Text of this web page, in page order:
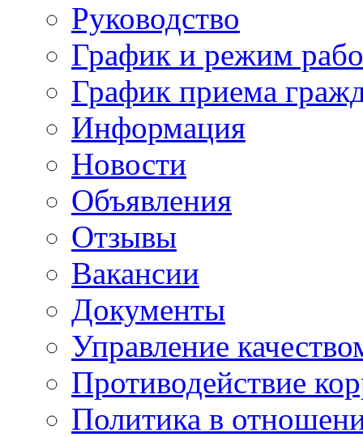
Руководство
График и режим
График приема
Информация
Новости
Объявления
Отзывы
Вакансии
Документы
Управление
Противодействие
Политика в